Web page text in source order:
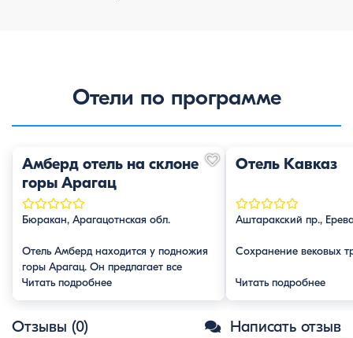
Отели по программе
Амберд отель на склоне
горы Арагац
Бюракан, Арагацотнская обл.
Отель Амберд находится у подножия
горы Арагац. Он предлагает все
условия как для отдыха с семьей, так
большой выбор номеров — от
Читать подробнее
Отель Кавказ
Аштаракский пр.,
Сохранение вековых
Читать подробнее
Отзывы (0) Написать отзыв